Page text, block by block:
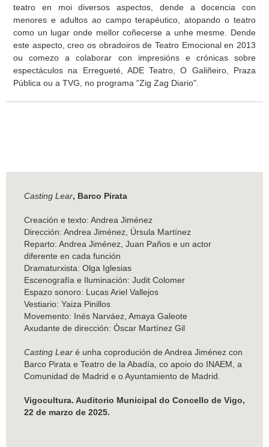
teatro en moi diversos aspectos, dende a docencia con
menores e adultos ao campo terapéutico, atopando o teatro
como un lugar onde mellor coñecerse a unhe mesme. Dende
este aspecto, creo os obradoiros de Teatro Emocional en 2013
ou comezo a colaborar con impresións e crónicas sobre
espectáculos na Erregueté, ADE Teatro, O Galiñeiro, Praza
Pública ou a TVG, no programa "Zig Zag Diario".
Casting Lear, Barco Pirata
Creación e texto: Andrea Jiménez
Dirección: Andrea Jiménez, Úrsula Martínez
Reparto: Andrea Jiménez, Juan Paños e un actor
diferente en cada función
Dramaturxista: Olga Iglesias
Escenografía e Iluminación: Judit Colomer
Espazo sonoro: Lucas Ariel Vallejos
Vestiario: Yaiza Pinillos
Movemento: Inés Narváez, Amaya Galeote
Axudante de dirección: Óscar Martínez Gil
Casting Lear é unha coprodución de Andrea Jiménez con
Barco Pirata e Teatro de la Abadía, co apoio do INAEM, a
Comunidad de Madrid e o Ayuntamiento de Madrid.
Vigocultura. Auditorio Municipal do Concello de Vigo,
22 de marzo de 2025.